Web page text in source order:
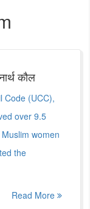
कौल
Code (UCC),
over 9.5
women
the
Read More